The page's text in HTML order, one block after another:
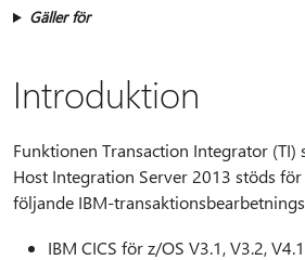
Gäller för
Introduktion
Funktionen Transaction Integrator
Host Integration Server 2013 stöds
följande IBM-
IBM CICS för z/OS V3.1, V3.2,